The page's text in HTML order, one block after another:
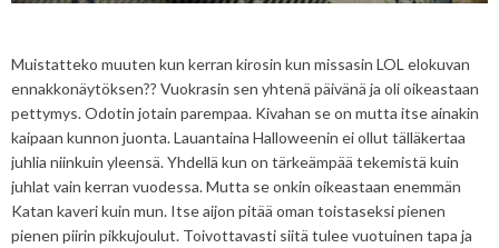
Muistatteko muuten kun kerran kirosin kun missasin LOL elokuvan
ennakkonäytöksen?? Vuokrasin sen yhtenä päivänä ja oli oikeastaan
pettymys. Odotin jotain parempaa. Kivahan se on mutta itse ainakin
kaipaan kunnon juonta. Lauantaina Halloweenin ei ollut tälläkertaa
juhlia niinkuin yleensä. Yhdellä kun on tärkeämpää tekemistä kuin
juhlat vain kerran vuodessa. Mutta se onkin oikeastaan enemmän
Katan kaveri kuin mun. Itse aijon pitää oman toistaseksi pienen
pienen piirin pikkujoulut. Toivottavasti siitä tulee vuotuinen tapa ja